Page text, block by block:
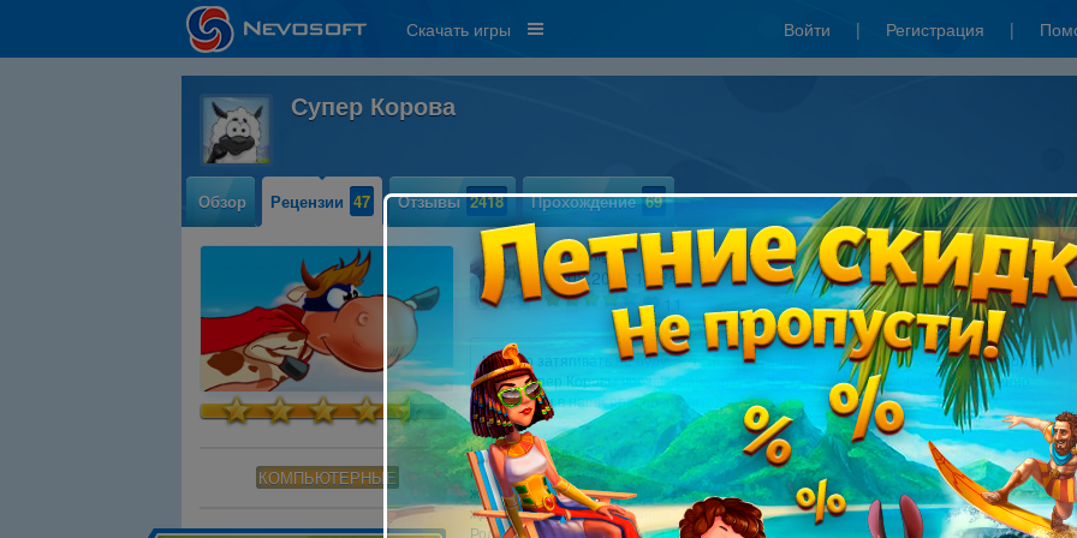
Скачать игры Войти | Регистрация |
Супер Корова
Обзор Рецензии 47 Отзывы 2418 Прохождение 69
КОМПЬЮТЕРНЫЕ
Irma Knight
16.08.2012 14:34
Начало затягивать не буду, это сильно утомляет, просто скажу,что супер-герой в
лице Супер Коровы чрезвычайно крут, и что такого стража порядка не страшно
впустить и в наши правоохранительные органы=)
Ну, пожалуй, вроде, всё, как обычно. Злыдень убегает из тюрьмы, в которую попал
наверняка не в первый раз ,потому что нашёл выход=), захватывает ферму, бедняги
животные напуганы, с криком: "Кто же нас спасёт, ай-яй-яй!" ,разбегаются в стороны, и
ждут на помощь спасителя.
Роль спасителя в этой игре сыграла корова. Я, почему-то, не задавала себе такой